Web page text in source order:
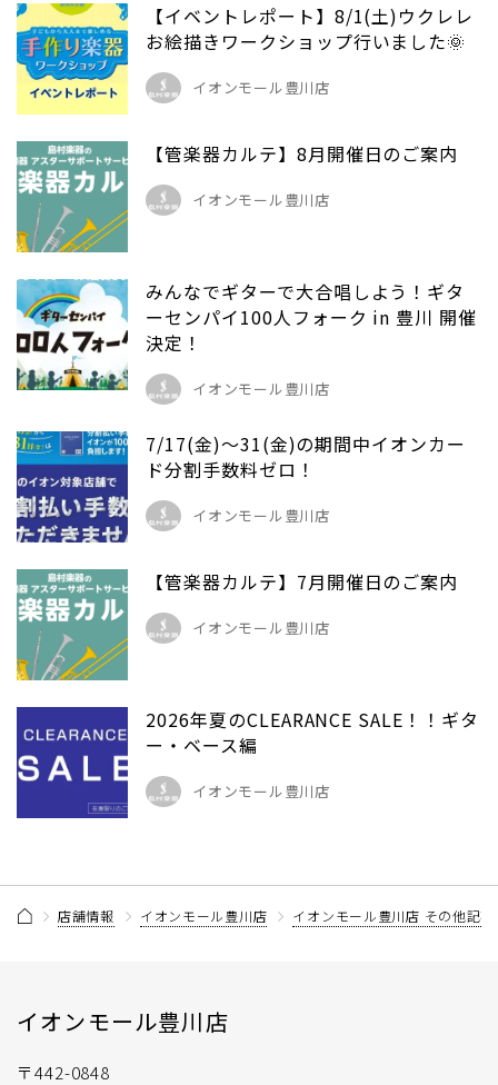
【イベントレポート】8/1(土)ウクレレ
お絵描きワークショップ行いました🌞
イオンモール豊川店
【管楽器カルテ】8月開催日のご案内
イオンモール豊川店
みんなでギターで大合唱しよう！ギタ
ーセンパイ100人フォーク in 豊川 開催
決定！
イオンモール豊川店
7/17(金)～31(金)の期間中イオンカー
ド分割手数料ゼロ！
イオンモール豊川店
【管楽器カルテ】7月開催日のご案内
イオンモール豊川店
2026年夏のCLEARANCE SALE！！ギタ
ー・ベース編
イオンモール豊川店
店舗情報 イオンモール豊川店 イオンモール豊川店 その他記
イオンモール豊川店
〒442-0848